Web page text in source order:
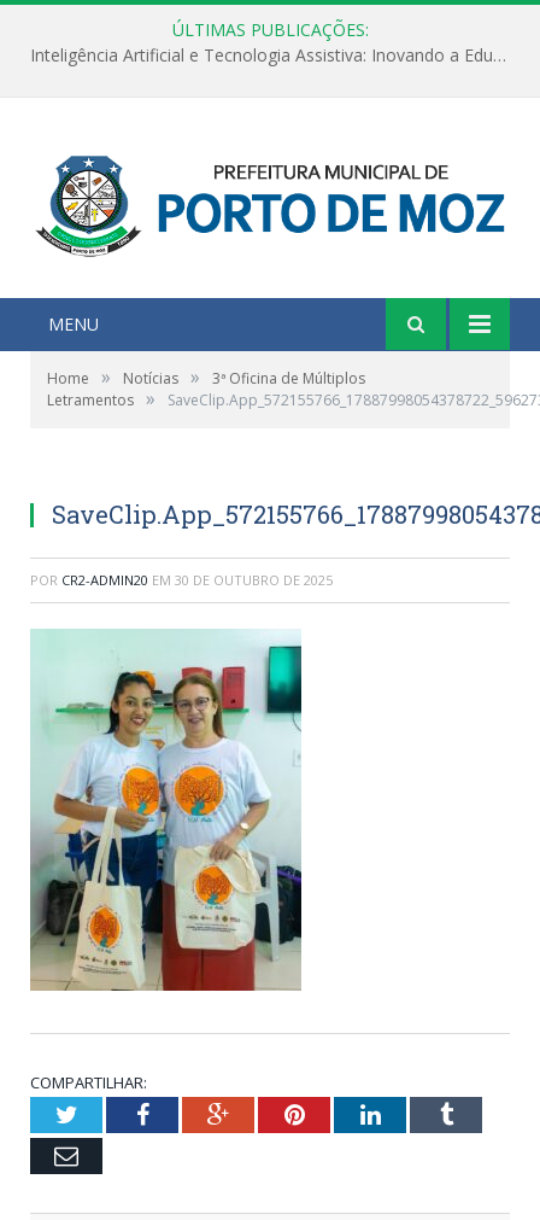
ÚLTIMAS PUBLICAÇÕES:
Inteligência Artificial e Tecnologia Assistiva: Inovando a Educação Especial e Inclusiva
MENU
Home » Notícias »
3ª Oficina de Múltiplos
Letramentos »
POR CR2-ADMIN20 EM 30 DE OUTUBRO DE 2025
COMPARTILHAR:
TwitterFacebookGoogle+PinterestLinkedInTumblr
Email